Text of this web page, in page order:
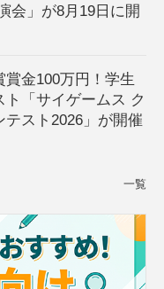
会」が8月19日に開
賞金100万円！学生
ト「サイゲームス ク
テスト2026」が開催
一覧